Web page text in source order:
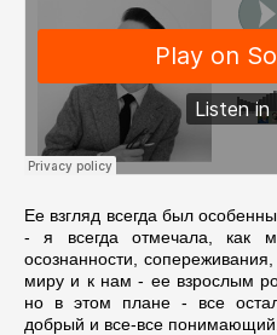
Ее взгляд всегда был
- я всегда отмечала, как
осознанности,
миру и к нам - ее взрослым
но в этом плане - все
добрый и все-все понимающий.